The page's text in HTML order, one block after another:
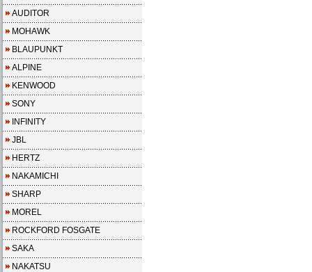
AUDITOR
MOHAWK
BLAUPUNKT
ALPINE
KENWOOD
SONY
INFINITY
JBL
HERTZ
NAKAMICHI
SHARP
MOREL
ROCKFORD FOSGATE
SAKA
NAKATSU